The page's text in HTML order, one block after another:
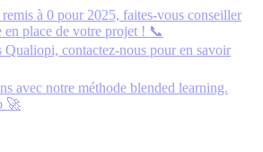
à 0 pour 2025, faites-vous conseiller
en place de votre projet ! 📞
Qualiopi, contactez-nous pour en savoir
avec notre méthode blended learning.
🚀